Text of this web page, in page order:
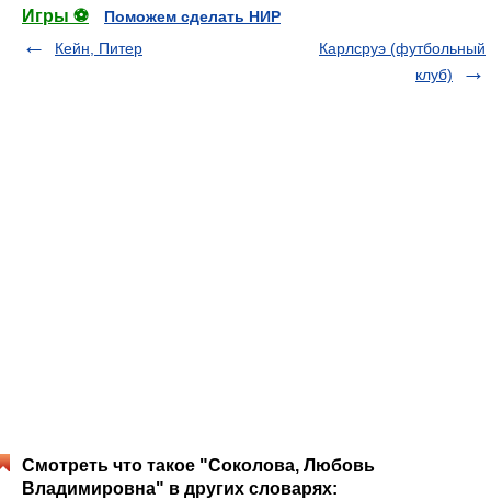
Игры ⚽
Поможем сделать НИР
Кейн, Питер
Карлсруэ (футбольный
клуб)
Смотреть что такое "Соколова, Любовь
Владимировна" в других словарях: